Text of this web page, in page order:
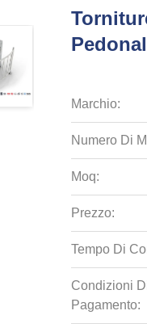
Marchio:
Numero Di
Moq:
Prezzo:
Tempo Di
Condizioni
Pagamento: